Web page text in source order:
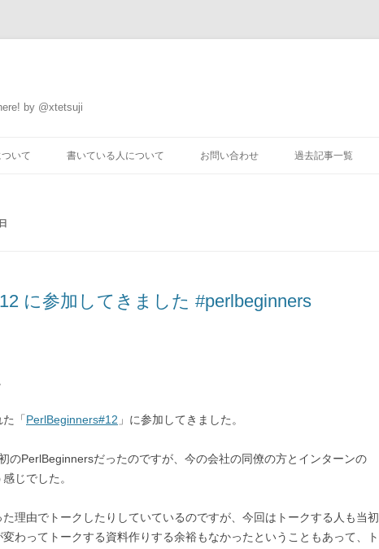
by @xtetsuji
いて 書いている人について お問い合わせ 過去記事一覧
に参加してきました #perlbeginners
「PerlBeginners#12 」に参加してきました。
のPerlBeginnersだったのですが、今の会社の同僚の方とインターンの
じでした。
理由でトークしたりしていているのですが、今回はトークする人も当初
わってトークする資料作りする余裕もなかったということもあって、ト